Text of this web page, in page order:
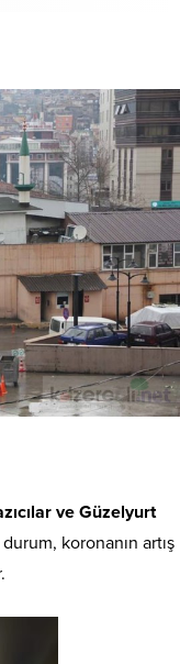
ve Güzelyurt
koronanın artış